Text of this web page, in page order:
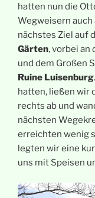
hatten nun die
Wegweisern auch
nächstes Ziel auf
Gärten, vorbei an
und dem Großen
Ruine Luisenburg
hatten, ließen wir
rechts ab und
nächsten
erreichten wenig
legten wir eine
uns mit Speisen